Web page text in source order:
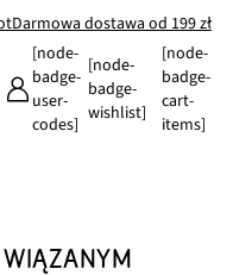
Darmowa dostawa od 199 zł
[node-
badge-
user-
codes]
[node-
badge-
wishlist]
[node-
badge-
cart-
items]